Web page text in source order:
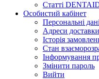
Статті
Особистий кабінет
Персональні дані
Адреси доставки
Історія
Стан
Інформування
Змінити пароль
Вийти